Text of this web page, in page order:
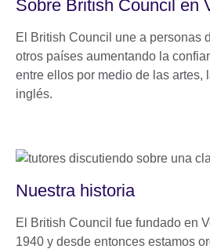
Sobre British Council en
El British Council une a personas
otros países aumentando la
entre ellos por medio de las artes,
inglés.
Nuestra historia
El British Council fue fundado en
1940 y desde entonces estamos